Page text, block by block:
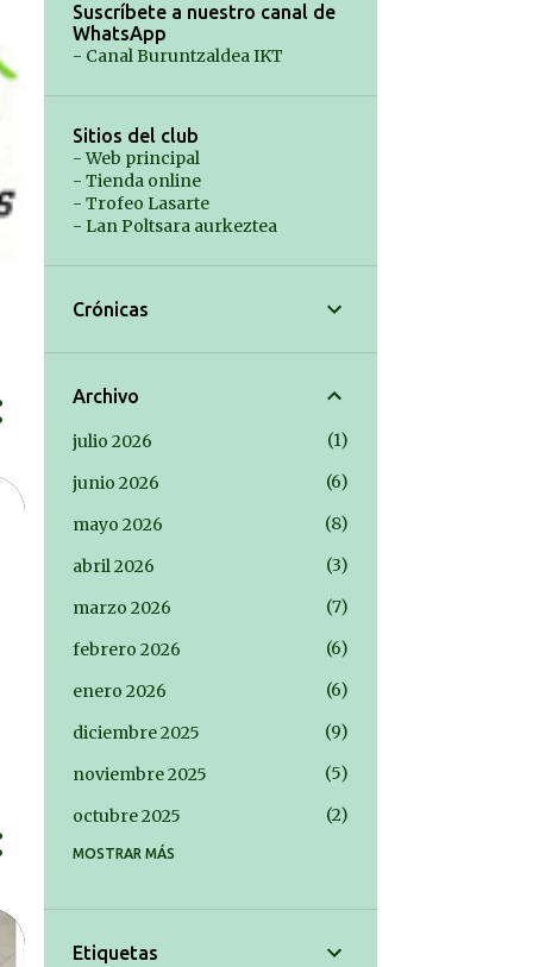
Suscríbete a nuestro canal de
WhatsApp
- Canal Buruntzaldea IKT
Sitios del club
- Web principal
- Tienda online
- Trofeo Lasarte
- Lan Poltsara aurkeztea
Crónicas
Archivo
julio 2026
1
junio 2026
6
mayo 2026
8
abril 2026
3
marzo 2026
7
febrero 2026
6
enero 2026
6
diciembre 2025
9
noviembre 2025
5
octubre 2025
2
septiembre 2025
junio 2025
MOSTRAR MÁS
Etiquetas